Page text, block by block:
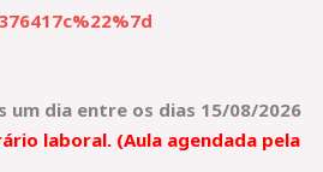
um dia entre os dias 15/08/2026
laboral. (Aula agendada pela